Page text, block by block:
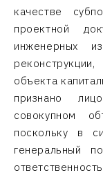
качестве
проектной
инженерных
объекта
признано
совокупном
поскольку в
генеральный